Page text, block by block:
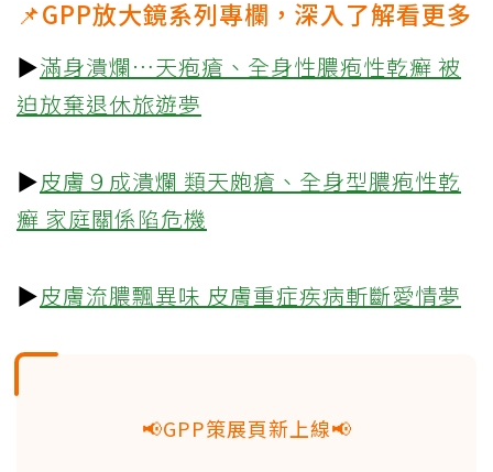
📌GPP放大鏡系列專欄，深入了解看更多
▶滿身潰爛…天疱瘡、全身性膿疱性乾癬 被
迫放棄退休旅遊夢
▶皮膚９成潰爛 類天皰瘡、全身型膿疱性乾
癬 家庭關係陷危機
▶皮膚流膿飄異味 皮膚重症疾病斬斷愛情夢
📢GPP策展頁新上線📢